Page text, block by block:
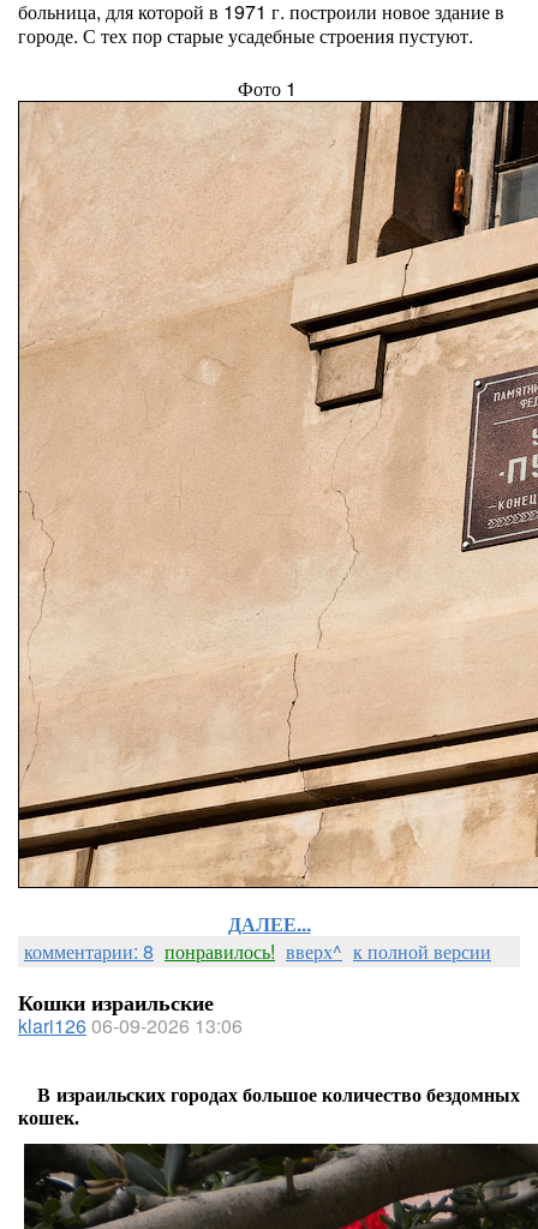
больница, для которой в 1971 г. построили новое здание в
городе. С тех пор старые усадебные строения пустуют.
Фото 1
ДАЛЕЕ...
комментарии: 8 понравилось! вверх^ к полной версии
Кошки израильские
klari12606-09-2026 13:06
В израильских городах большое количество бездомных
кошек.